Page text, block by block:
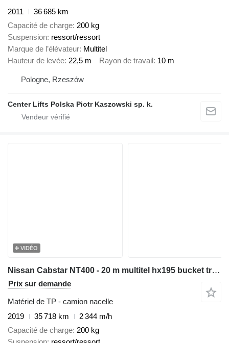
2011
36 685 km
Capacité de charge 200 kg
Suspension ressort/ressort
Marque de l’élévateur Multitel
Hauteur de levée 22,5 m Rayon de travail 10 m
Pologne, Rzeszów
Center Lifts Polska Piotr Kaszowski sp. k.
VIDÉO
Nissan Cabstar NT400 - 20 m multitel hx195 bucket truck boom lift zwyżk
Prix sur demande
Matériel de TP - camion nacelle
2019
35 718 km
2 344 m/h
Capacité de charge 200 kg